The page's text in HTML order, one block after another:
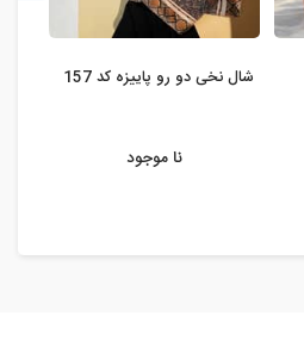
شال نخی دو رو پاییزه کد 157
نا موجود